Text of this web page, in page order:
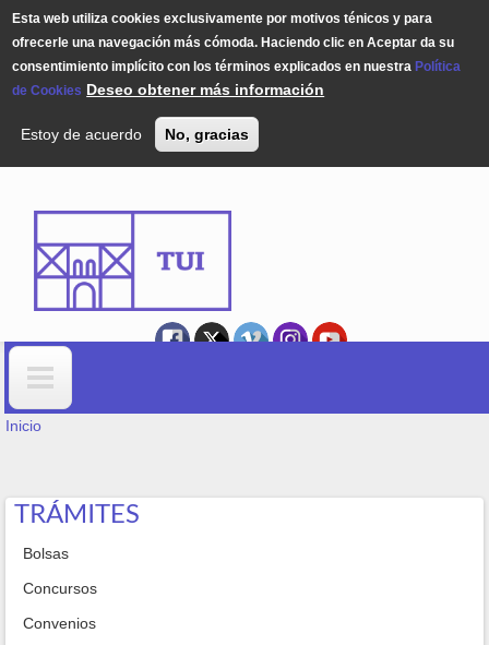
Esta web utiliza cookies exclusivamente por motivos ténicos y para
ofrecerle una navegación más cómoda. Haciendo clic en Aceptar da su
consentimiento implícito con los términos explicados en nuestra Política
de Cookies Deseo obtener más información
Estoy de acuerdo No, gracias
Formulario de búsqueda
USTED ESTÁ AQUÍ
Inicio
TRÁMITES
Bolsas
Concursos
Convenios